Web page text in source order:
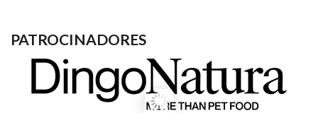
PATROCINADORES